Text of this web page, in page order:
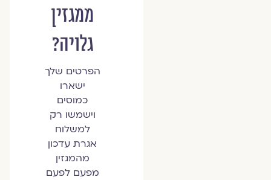
ממגזין
גלויה?
הפרטים שלך
ישארו
כמוסים
וישמשו רק
למשלוח
אגרת עדכון
מהמגזין
מפעם לפעם